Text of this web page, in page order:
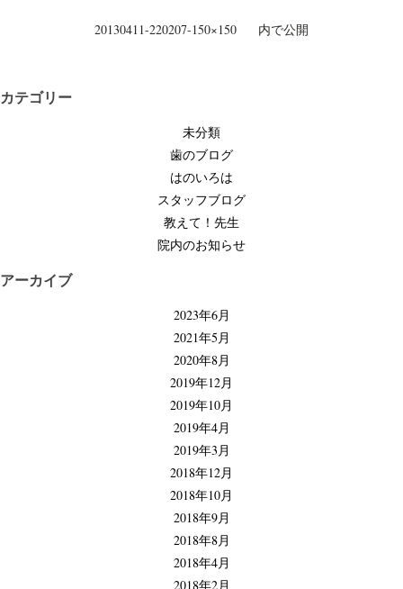
ビ
20130411-220207-150×150 内で公開
カテゴリー
未分類
歯のブログ
はのいろは
スタッフブログ
教えて！先生
院内のお知らせ
アーカイブ
2023年6月
2021年5月
2020年8月
2019年12月
2019年10月
2019年4月
2019年3月
2018年12月
2018年10月
2018年9月
2018年8月
2018年4月
2018年2月